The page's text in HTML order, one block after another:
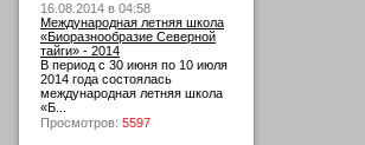
16.08.2014 в 04:58
Международная летняя школа
«Биоразнообразие Северной
тайги» - 2014
В период с 30 июня по 10 июля
2014 года состоялась
международная летняя школа
«Б...
Просмотров: 5597